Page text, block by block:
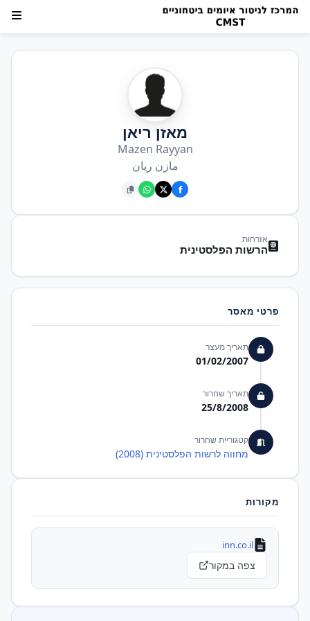
מאזן ריאן
Mazen Rayyan
مازن ريان
אזרחות
הרשות הפלסטינית
פרטי מאסר
תאריך מעצר
01/02/2007
תאריך שחרור
25/8/2008
קטגוריית שחרור
מחווה לרשות הפלסטינית (2008)
מקורות
inn.co.il
צפה במקור